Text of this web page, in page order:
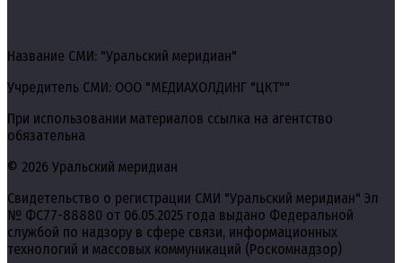
Название СМИ: "Уральский меридиан"
Учредитель СМИ: ООО "МЕДИАХОЛДИНГ "ЦКТ""
При использовании материалов ссылка на агентство
обязательна
© 2026 Уральский меридиан
Свидетельство о регистрации СМИ "Уральский меридиан" Эл
№ ФС77-88880 от 06.05.2025 года выдано Федеральной
службой по надзору в сфере связи, информационных
технологий и массовых коммуникаций (Роскомнадзор)